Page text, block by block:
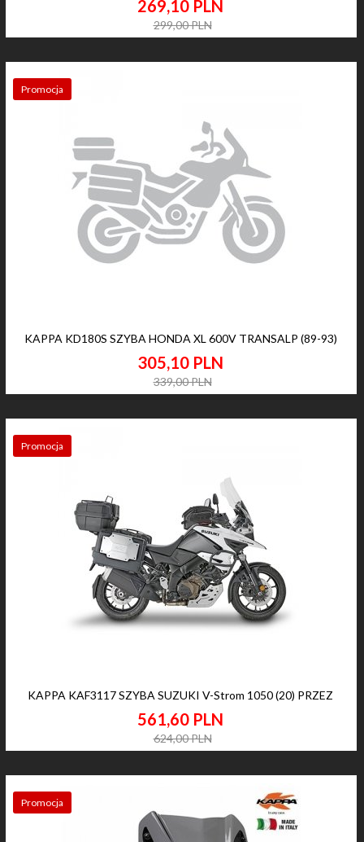
269,10 PLN
299,00 PLN
Promocja
KAPPA KD180S SZYBA HONDA XL 600V TRANSALP (89-93)
305,10 PLN
339,00 PLN
Promocja
KAPPA KAF3117 SZYBA SUZUKI V-Strom 1050 (20) PRZEZ
561,60 PLN
624,00 PLN
Promocja